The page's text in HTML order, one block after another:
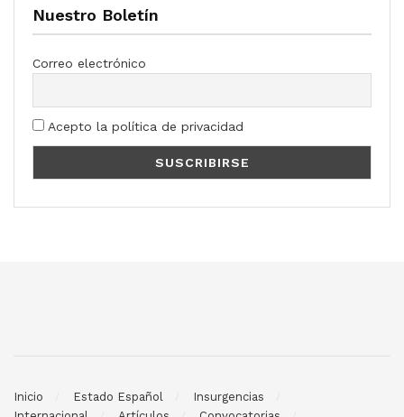
Nuestro Boletín
Correo electrónico
Acepto la política de privacidad
Inicio Estado Español
Insurgencias